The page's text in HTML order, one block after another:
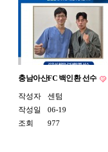
충남아산FC 백인환 선수
작성자
센텀
작성일
06-19
조회
977